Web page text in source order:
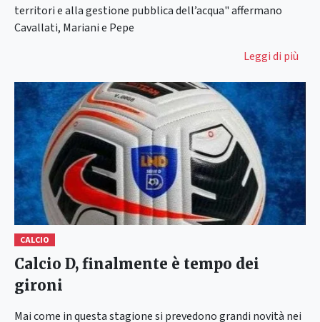
territori e alla gestione pubblica dell’acqua" affermano
Cavallati, Mariani e Pepe
Leggi di più
CALCIO
Calcio D, finalmente è tempo dei
gironi
Mai come in questa stagione si prevedono grandi novità nei